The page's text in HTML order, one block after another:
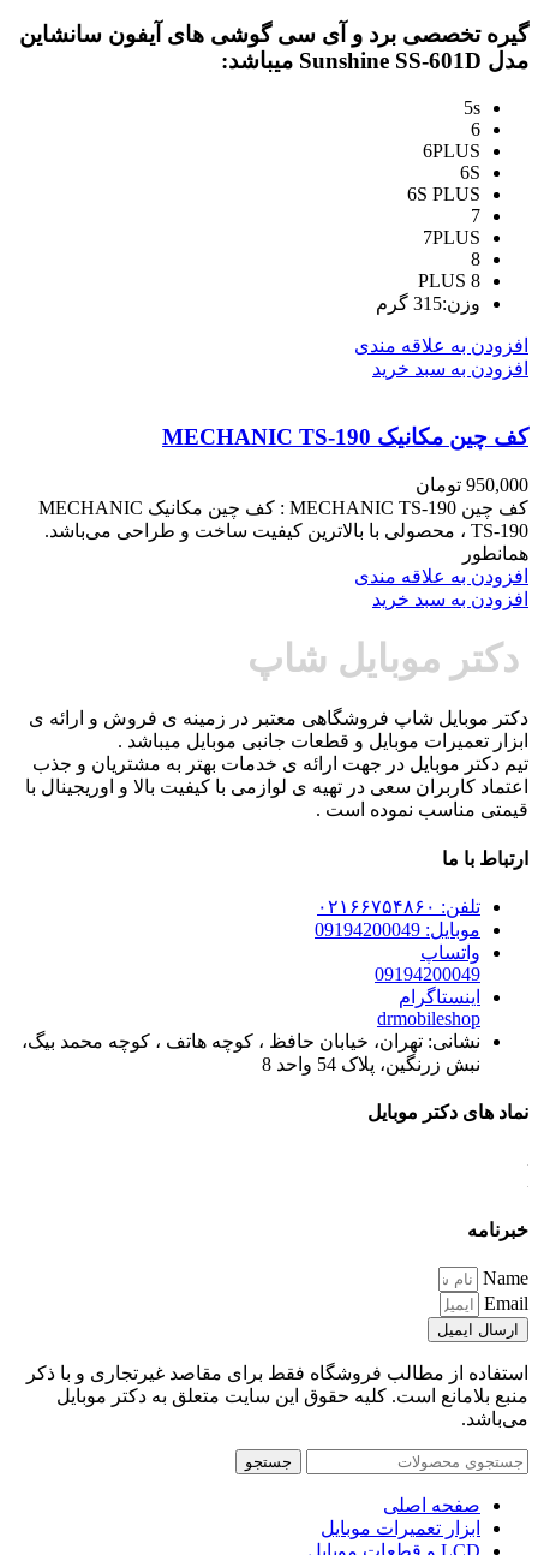
گیره تخصصی برد و آی سی گوشی های آیفون سانشاین
مدل Sunshine SS-601D میباشد:
5s
6
6PLUS
6S
6S PLUS
7
7PLUS
8
8 PLUS
وزن:315 گرم
افزودن به علاقه مندی
افزودن به سبد خرید
کف چین مکانیک MECHANIC TS-190
950,000 تومان
کف چین MECHANIC TS-190 : کف چین مکانیک MECHANIC
TS-190 ، محصولی با بالاترین کیفیت ساخت و طراحی می‌باشد.
همانطور
افزودن به علاقه مندی
افزودن به سبد خرید
دکتر موبایل شاپ
دکتر موبایل شاپ فروشگاهی معتبر در زمینه ی فروش و ارائه ی
ابزار تعمیرات موبایل و قطعات جانبی موبایل میباشد .
تیم دکتر موبایل در جهت ارائه ی خدمات بهتر به مشتریان و جذب
اعتماد کاربران سعی در تهیه ی لوازمی با کیفیت بالا و اوریجینال با
قیمتی مناسب نموده است .
ارتباط با ما
تلفن: ۰۲۱۶۶۷۵۴۸۶۰
موبایل: 09194200049
واتساپ
09194200049
اینستاگرام
drmobileshop
نشانی: تهران، خیابان حافظ ، کوچه هاتف ، کوچه محمد بیگ،
نبش زرنگین، پلاک 54 واحد 8
نماد های دکتر موبایل
خبرنامه
Name
Email
ارسال ایمیل
استفاده از مطالب فروشگاه فقط برای مقاصد غیرتجاری و با ذکر
منبع بلامانع است. کلیه حقوق این سایت متعلق به دکتر موبایل
می‌باشد.
جستجو
صفحه اصلی
ابزار تعمیرات موبایل
LCD و قطعات موبایل